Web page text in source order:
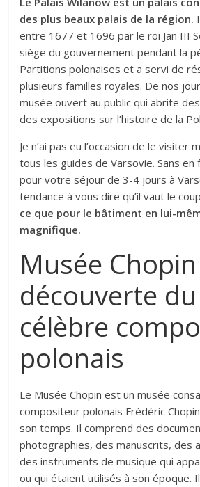
des plus beaux palais de la région.
entre 1677 et 1696 par le roi Jan III
siège du gouvernement pendant la
Partitions polonaises et a servi de
plusieurs familles royales. De nos
musée ouvert au public qui abrite
des expositions sur l’histoire de la
Je n’ai pas eu l’occasion de le visiter
tous les guides de Varsovie. Sans
pour votre séjour de 3-4 jours à
tendance à vous dire qu’il vaut le
ce que pour le bâtiment en lui-
magnifique.
Musée
découverte
célèbre
polonais
Le Musée Chopin est un musée
compositeur polonais Frédéric
son temps. Il comprend des
photographies, des manuscrits, des
des instruments de musique qui
ou qui étaient utilisés à son époque.